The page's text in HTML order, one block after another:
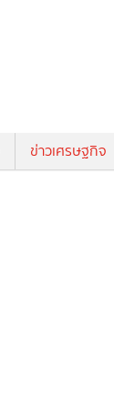
ข่าวเศรษฐกิจ